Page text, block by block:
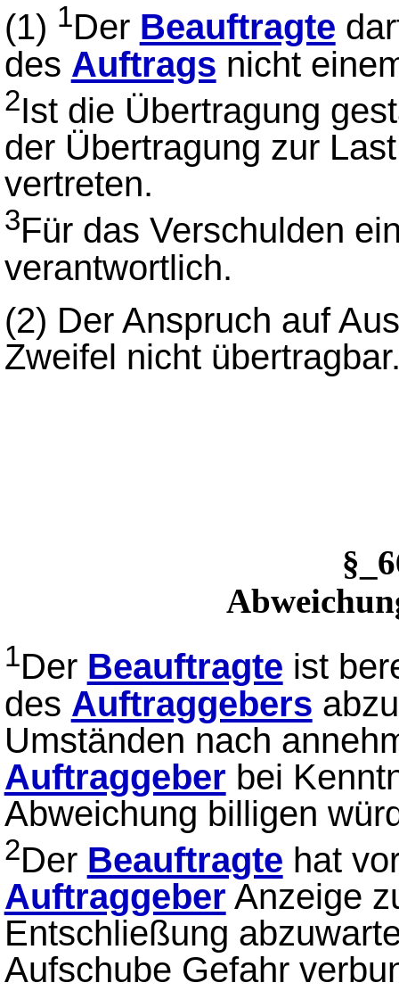
(1) 1Der Beauftragte
des Auftrags nicht
2Ist die Übertragung
der Übertragung zur
vertreten.
3Für das Verschulden
verantwortlich.
(2) Der Anspruch auf
Zweifel nicht
1Der Beauftragte ist
des Auftraggebers
Umständen nach
Auftraggeber bei
Abweichung billigen
2Der Beauftragte hat
Auftraggeber Anzeige
Entschließung
Aufschube Gefahr